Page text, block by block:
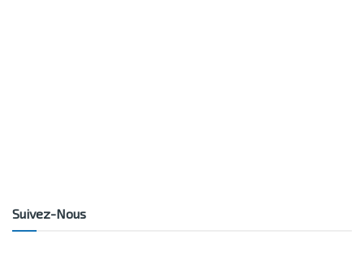
Suivez-Nous